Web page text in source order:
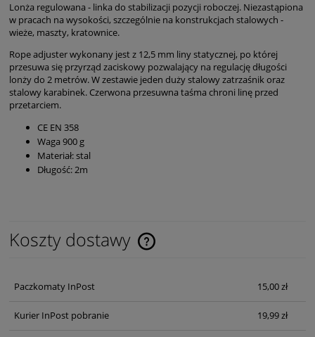
Lonża regulowana - linka do stabilizacji pozycji roboczej. Niezastąpiona
w pracach na wysokości, szczególnie na konstrukcjach stalowych -
wieże, maszty, kratownice.
Rope adjuster wykonany jest z 12,5 mm liny statycznej, po której
przesuwa się przyrząd zaciskowy pozwalający na regulację długości
lonży do 2 metrów. W zestawie jeden duży stalowy zatrzaśnik oraz
stalowy karabinek. Czerwona przesuwna taśma chroni linę przed
przetarciem.
CE EN 358
Waga 900 g
Materiał: stal
Długość: 2m
Koszty dostawy
Cena nie zawiera ewentualnych kosztów płatności
Paczkomaty InPost 15,00 zł
Kurier InPost pobranie 19,99 zł